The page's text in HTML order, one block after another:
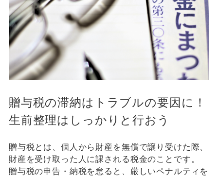
贈与税の滞納はトラブルの要因に！
生前整理はしっかりと行おう
贈与税とは、個人から財産を無償で譲り受けた際、
財産を受け取った人に課される税金のことです。
贈与税の申告・納税を怠ると、厳しいペナルティを